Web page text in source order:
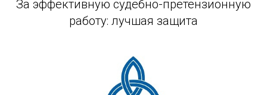
За эффективную судебно-претензионную
работу: лучшая защита